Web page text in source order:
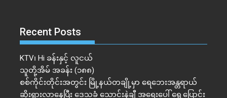
Recent Posts
KTV၊ Hi ခန်းနှင့် လူငယ်
သူတို့အိမ် အခန်း (၁၈၈)
စစ်ကိုင်းတိုင်းအတွင်း မြို့နယ်တချို့မှာ ရေဘေးအန္တရာယ်
ဆိုးရွားလာနေပြီး ဒေသခံ သောင်းနဲ့ချီ အရေးပေါ် ရွှေ့ပြောင်း